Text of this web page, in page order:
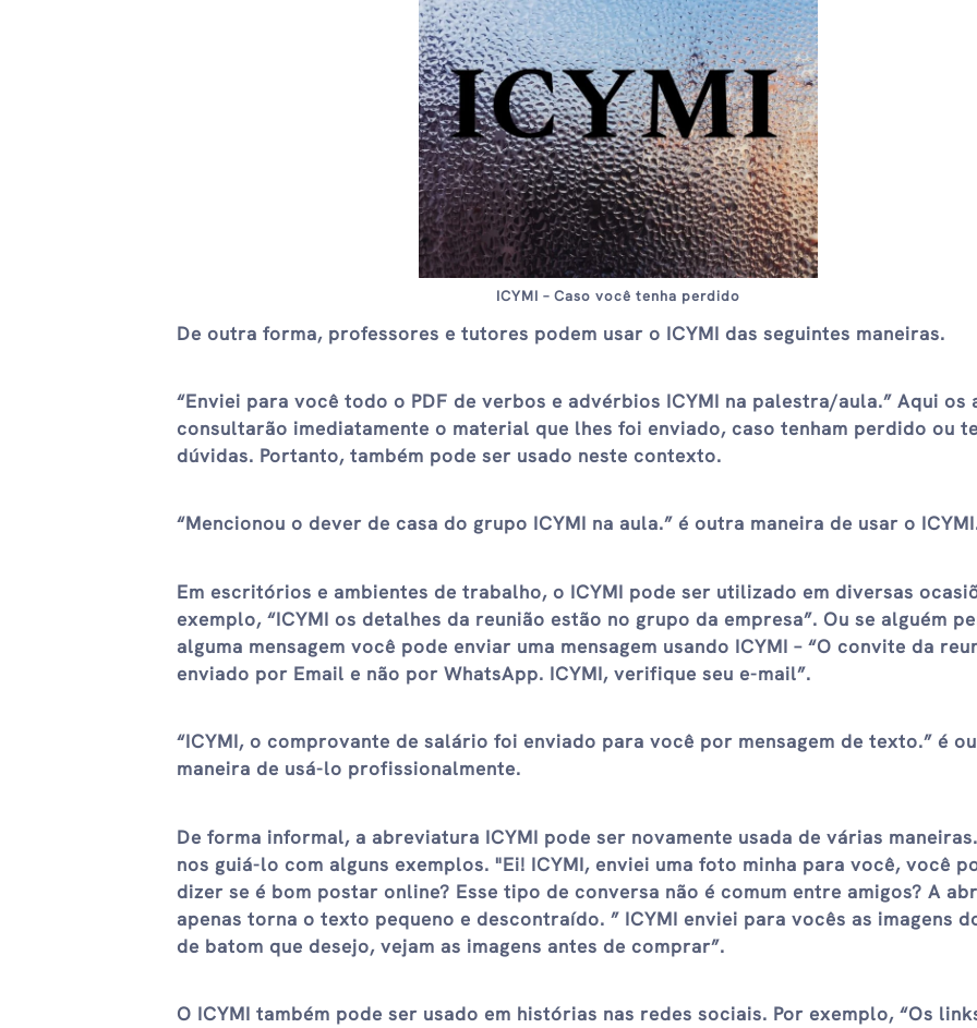
ICYMI – Caso você tenha perdido
De outra forma, professores e tutores podem usar o ICYMI das seguintes maneiras.
“Enviei para você todo o PDF de verbos e advérbios ICYMI na palestra/aula.” Aqui os
consultarão imediatamente o material que lhes foi enviado, caso tenham perdido ou
dúvidas. Portanto, também pode ser usado neste contexto.
“Mencionou o dever de casa do grupo ICYMI na aula.” é outra maneira de usar o
Em escritórios e ambientes de trabalho, o ICYMI pode ser utilizado em diversas
exemplo, “ICYMI os detalhes da reunião estão no grupo da empresa”. Ou se alguém
alguma mensagem você pode enviar uma mensagem usando ICYMI – “O convite da
enviado por Email e não por WhatsApp. ICYMI, verifique seu e-mail”.
“ICYMI, o comprovante de salário foi enviado para você por mensagem de texto.” é
maneira de usá-lo profissionalmente.
De forma informal, a abreviatura ICYMI pode ser novamente usada de várias
nos guiá-lo com alguns exemplos. "Ei! ICYMI, enviei uma foto minha para você, você
dizer se é bom postar online? Esse tipo de conversa não é comum entre amigos? A
apenas torna o texto pequeno e descontraído. ” ICYMI enviei para vocês as imagens
de batom que desejo, vejam as imagens antes de comprar”.
O ICYMI também pode ser usado em histórias nas redes sociais. Por exemplo, “Os